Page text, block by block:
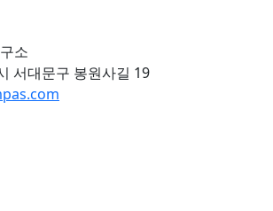
소
서대문구 봉원사길 19